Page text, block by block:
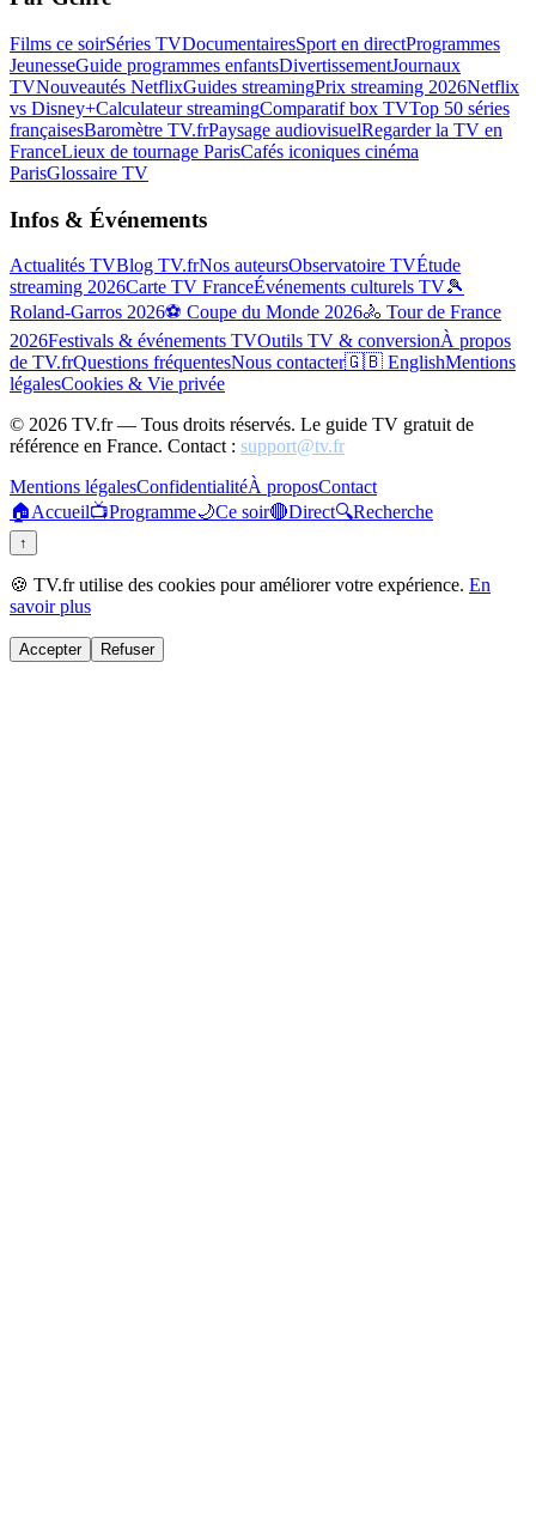
Films ce soirSéries TVDocumentairesSport en directProgrammes
JeunesseGuide programmes enfantsDivertissementJournaux
TVNouveautés NetflixGuides streamingPrix streaming 2026Netflix
vs Disney+Calculateur streamingComparatif box TVTop 50 séries
françaisesBaromètre TV.frPaysage audiovisuelRegarder la TV en
FranceLieux de tournage ParisCafés iconiques cinéma
ParisGlossaire TV
Infos & Événements
Actualités TVBlog TV.frNos auteursObservatoire TVÉtude
streaming 2026Carte TV FranceÉvénements culturels TV🎾
Roland-Garros 2026⚽ Coupe du Monde 2026🚴 Tour de France
2026Festivals & événements TVOutils TV & conversionÀ propos
de TV.frQuestions fréquentesNous contacter🇬🇧 EnglishMentions
légalesCookies & Vie privée
© 2026 TV.fr — Tous droits réservés. Le guide TV gratuit de
référence en France. Contact : support@tv.fr
Mentions légalesConfidentialitéÀ proposContact
🏠Accueil📺Programme🌙Ce soir🔴Direct🔍Recherche
↑
🍪 TV.fr utilise des cookies pour améliorer votre expérience. En
savoir plus
Accepter Refuser